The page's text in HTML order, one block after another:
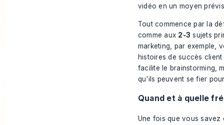
vidéo en un moyen
Tout commence par la
comme aux 2-3 sujets
marketing, par exemple,
histoires de succès
facilite le brainstorming,
qu'ils peuvent se fier
Quand et à quelle
Une fois que vous savez